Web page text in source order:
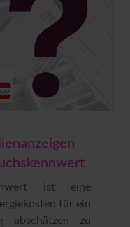
ist eine
für ein
abschätzen zu